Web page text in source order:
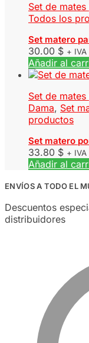
Set de
Todos los
Set matero
30.00 $ + IVA
Añadir al
Set de
Dama, Set
productos
Set matero
33.80 $ + IVA
Añadir al
ENVÍOS A TODO EL
Descuentos
distribuidores